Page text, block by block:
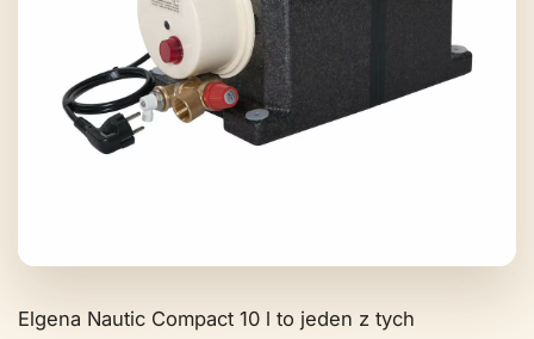
Elgena Nautic Compact 10 l to jeden z tych